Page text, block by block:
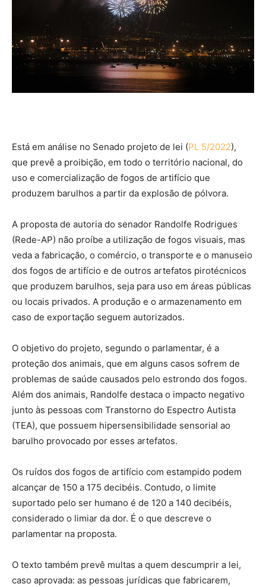
Está em análise no Senado projeto de lei (PL 5/2022),
que prevê a proibição, em todo o território nacional, do
uso e comercialização de fogos de artifício que
produzem barulhos a partir da explosão de pólvora.
A proposta de autoria do senador Randolfe Rodrigues
(Rede-AP) não proíbe a utilização de fogos visuais, mas
veda a fabricação, o comércio, o transporte e o manuseio
dos fogos de artifício e de outros artefatos pirotécnicos
que produzem barulhos, seja para uso em áreas públicas
ou locais privados. A produção e o armazenamento em
caso de exportação seguem autorizados.
O objetivo do projeto, segundo o parlamentar, é a
proteção dos animais, que em alguns casos sofrem de
problemas de saúde causados pelo estrondo dos fogos.
Além dos animais, Randolfe destaca o impacto negativo
junto às pessoas com Transtorno do Espectro Autista
(TEA), que possuem hipersensibilidade sensorial ao
barulho provocado por esses artefatos.
Os ruídos dos fogos de artifício com estampido podem
alcançar de 150 a 175 decibéis. Contudo, o limite
suportado pelo ser humano é de 120 a 140 decibéis,
considerado o limiar da dor. É o que descreve o
parlamentar na proposta.
O texto também prevê multas a quem descumprir a lei,
caso aprovada: as pessoas jurídicas que fabricarem,